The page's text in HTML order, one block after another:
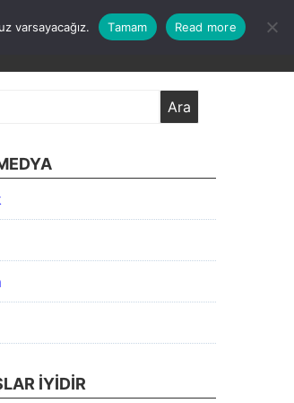
İLETİŞİM ARŞİV
İYIDIR
varsayacağız. Tamam Read more